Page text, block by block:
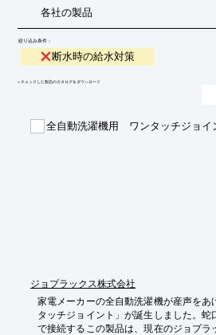
各社の製品
絞り込み条件：
断水時の給水対策
​▼チェックした製品のカタログをダウンロード
全自動洗濯機用 ワンタッチジョイ
ジョプラックス株式会社
家電メーカーの全自動洗濯機が産声をあ
タッチジョイント」が誕生しました。蛇
で接続するこの製品は、現在のジョプラ